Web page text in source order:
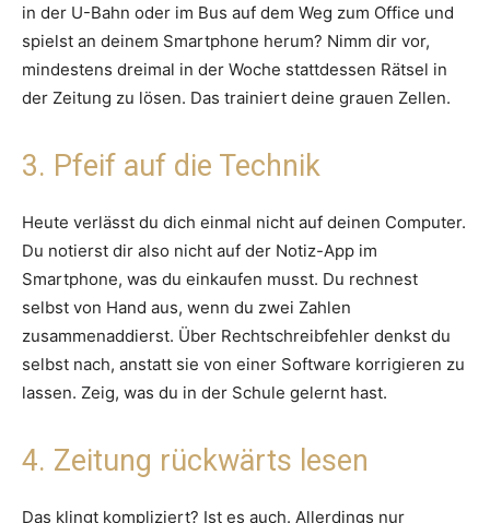
in der U-Bahn oder im Bus auf dem Weg zum Office und
spielst an deinem Smartphone herum? Nimm dir vor,
mindestens dreimal in der Woche stattdessen Rätsel in
der Zeitung zu lösen. Das trainiert deine grauen Zellen.
3. Pfeif auf die Technik
Heute verlässt du dich einmal nicht auf deinen Computer.
Du notierst dir also nicht auf der Notiz-App im
Smartphone, was du einkaufen musst. Du rechnest
selbst von Hand aus, wenn du zwei Zahlen
zusammenaddierst. Über Rechtschreibfehler denkst du
selbst nach, anstatt sie von einer Software korrigieren zu
lassen. Zeig, was du in der Schule gelernt hast.
4. Zeitung rückwärts lesen
Das klingt kompliziert? Ist es auch. Allerdings nur